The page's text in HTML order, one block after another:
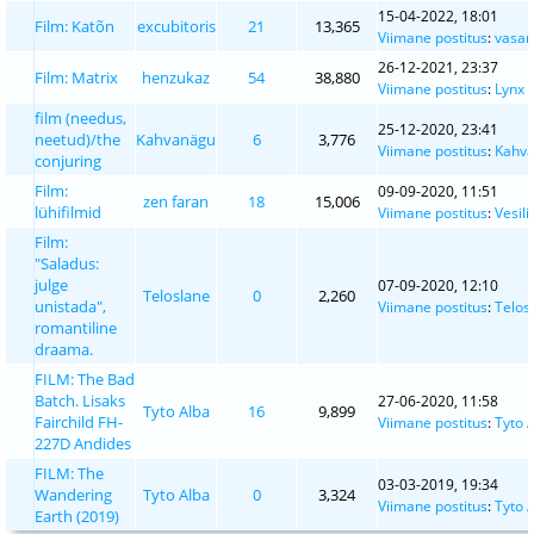
Film: Katõn excubitoris 21 13,365
15-04-2022, 18:01
Viimane postitus:
Film: Matrix henzukaz 54 38,880
26-12-2021, 23:37
Viimane postitus: Lynx
film (needus,
neetud)/the
conjuring
Kahvanägu 6 3,776
25-12-2020, 23:41
Viimane postitus:
Film:
lühifilmid
zen faran 18 15,006
09-09-2020, 11:51
Viimane postitus:
Film:
"Saladus:
julge
unistada",
romantiline
draama.
Teloslane 0 2,260
07-09-2020, 12:10
Viimane postitus:
FILM: The Bad
Batch. Lisaks
Fairchild FH-
227D Andides
Tyto Alba 16 9,899
27-06-2020, 11:58
Viimane postitus:Tyto
FILM: The
Wandering
Earth (2019)
Tyto Alba 0 3,324
03-03-2019, 19:34
Viimane postitus:Tyto